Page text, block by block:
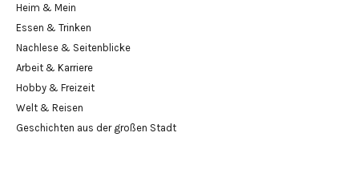
Heim & Mein
Essen & Trinken
Nachlese & Seitenblicke
Arbeit & Karriere
Hobby & Freizeit
Welt & Reisen
Geschichten aus der großen Stadt